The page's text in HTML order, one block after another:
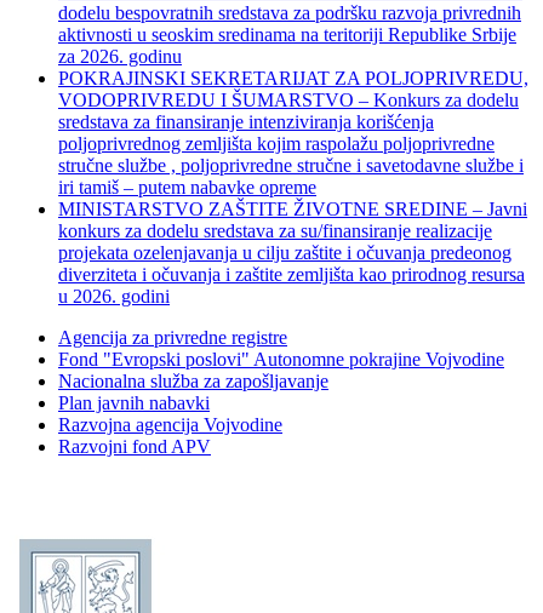
dodelu bespovratnih sredstava za podršku razvoja privrednih
aktivnosti u seoskim sredinama na teritoriji Republike Srbije
za 2026. godinu
POKRAJINSKI SEKRETARIJAT ZA POLJOPRIVREDU,
VODOPRIVREDU I ŠUMARSTVO – Konkurs za dodelu
sredstava za finansiranje intenziviranja korišćenja
poljoprivrednog zemljišta kojim raspolažu poljoprivredne
stručne službe , poljoprivredne stručne i savetodavne službe i
iri tamiš ‒ putem nabavke opreme
MINISTARSTVO ZAŠTITE ŽIVOTNE SREDINE – Javni
konkurs za dodelu sredstava za su/finansiranje realizacije
projekata ozelenjavanja u cilju zaštite i očuvanja predeonog
diverziteta i očuvanja i zaštite zemljišta kao prirodnog resursa
u 2026. godini
Agencija za privredne registre
Fond "Evropski poslovi" Autonomne pokrajine Vojvodine
Nacionalna služba za zapošljavanje
Plan javnih nabavki
Razvojna agencija Vojvodine
Razvojni fond APV